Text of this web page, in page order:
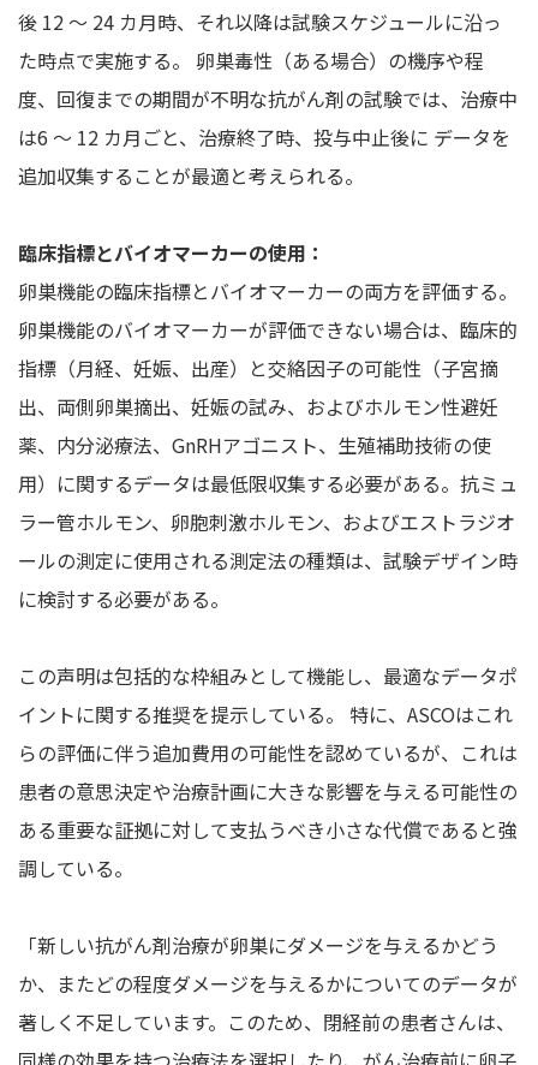
後 12 ～ 24 カ月時、それ以降は試験スケジュールに沿っ
た時点で実施する。 卵巣毒性（ある場合）の機序や程
度、回復までの期間が不明な抗がん剤の試験では、治療中
は6 ～ 12 カ月ごと、治療終了時、投与中止後に データを
追加収集することが最適と考えられる。
臨床指標とバイオマーカーの使用：
卵巣機能の臨床指標とバイオマーカーの両方を評価する。
卵巣機能のバイオマーカーが評価できない場合は、臨床的
指標（月経、妊娠、出産）と交絡因子の可能性（子宮摘
出、両側卵巣摘出、妊娠の試み、およびホルモン性避妊
薬、内分泌療法、GnRHアゴニスト、生殖補助技術の使
用）に関するデータは最低限収集する必要がある。抗ミュ
ラー管ホルモン、卵胞刺激ホルモン、およびエストラジオ
ールの測定に使用される測定法の種類は、試験デザイン時
に検討する必要がある。
この声明は包括的な枠組みとして機能し、最適なデータポ
イントに関する推奨を提示している。 特に、ASCOはこれ
らの評価に伴う追加費用の可能性を認めているが、これは
患者の意思決定や治療計画に大きな影響を与える可能性の
ある重要な証拠に対して支払うべき小さな代償であると強
調している。
「新しい抗がん剤治療が卵巣にダメージを与えるかどう
か、またどの程度ダメージを与えるかについてのデータが
著しく不足しています。このため、閉経前の患者さんは、